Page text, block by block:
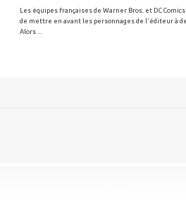
Les équipes françaises de Warner Bros. et DC
de mettre en avant les personnages de l'éditeur à
Alors ...